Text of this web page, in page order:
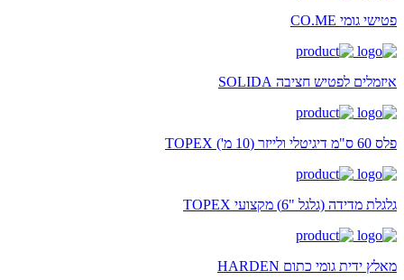
פטישי גומי CO.ME
איזמלים לפטיש חציבה SOLIDA
פלס 60 ס"מ דיגיטלי ולייזר (10 מ') TOPEX
גלגלת מדידה (גלגל "6) מקצועי TOPEX
מאלץ ידית גומי כתום HARDEN